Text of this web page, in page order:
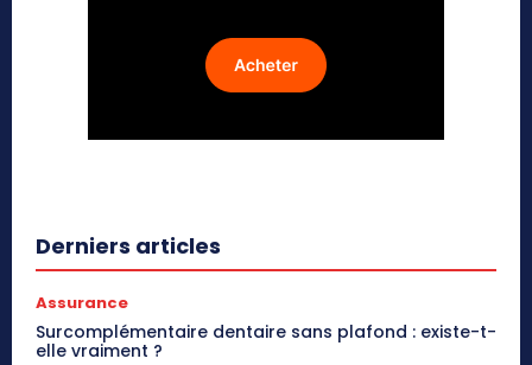
Derniers articles
Assurance
Surcomplémentaire dentaire sans plafond : existe-t-
elle vraiment ?